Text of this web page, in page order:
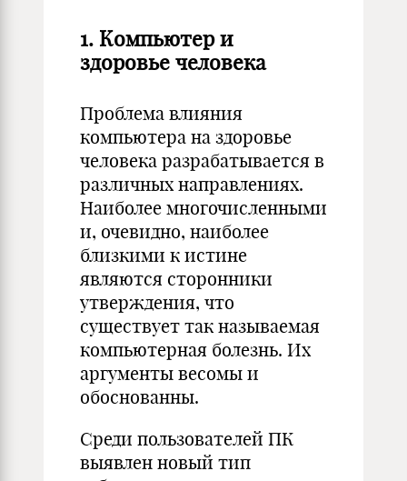
1. Компьютер и
здоровье человека
Проблема влияния
компьютера на здоровье
человека разрабатывается в
различных направлениях.
Наиболее многочисленными
и, очевидно, наиболее
близкими к истине
являются сторонники
утверждения, что
существует так называемая
компьютерная болезнь. Их
аргументы весомы и
обоснованны.
Среди пользователей ПК
выявлен новый тип